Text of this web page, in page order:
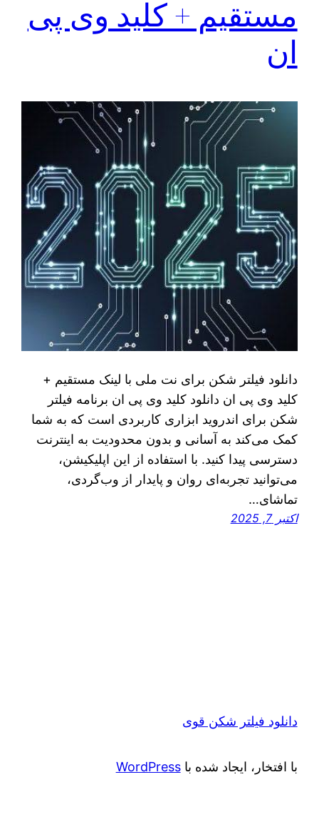
مستقیم + کلید وی پی
ان
دانلود فیلتر شکن برای نت ملی با لینک مستقیم +
کلید وی پی ان دانلود کلید وی پی ان برنامه فیلتر
شکن برای اندروید ابزاری کاربردی است که به شما
کمک می‌کند به آسانی و بدون محدودیت به اینترنت
دسترسی پیدا کنید. با استفاده از این اپلیکیشن،
می‌توانید تجربه‌ای روان و پایدار از وب‌گردی،
تماشای…
اکتبر 7, 2025
دانلود فیلتر شکن قوی
با افتخار، ایجاد شده باWordPress